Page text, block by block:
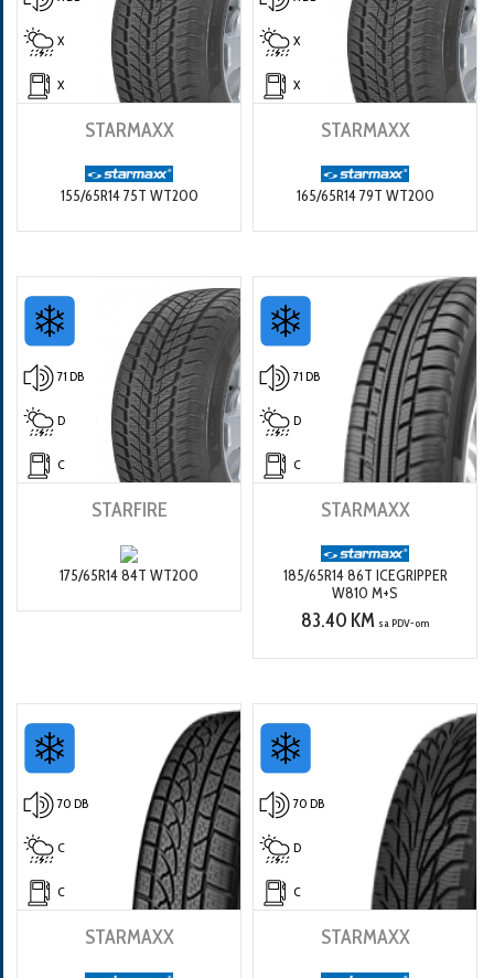
X
X
STARMAXX
155/65R14 75T WT200
X
X
STARMAXX
165/65R14 79T WT200
71 DB
D
C
STARFIRE
175/65R14 84T WT200
71 DB
D
C
STARMAXX
185/65R14 86T ICEGRIPPER
W810 M+S
83.40 KM sa PDV-om
70 DB
C
C
STARMAXX
70 DB
D
C
STARMAXX